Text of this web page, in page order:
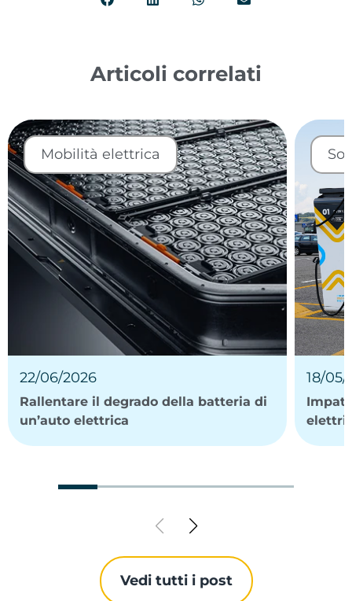
Articoli correlati
Mobilità elettrica
22/06/2026
Rallentare il degrado della batteria di
un’auto elettrica
18/05/
Vedi tutti i post